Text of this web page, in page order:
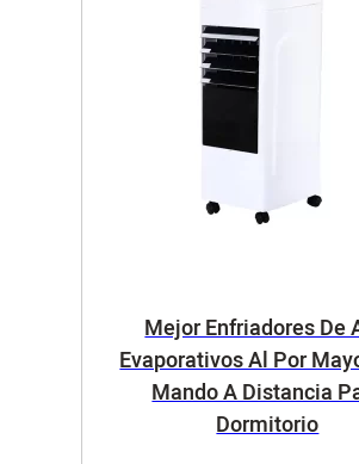
Mejor Enfriadores De
Evaporativos Al Por
Mando A Distancia
Dormitorio